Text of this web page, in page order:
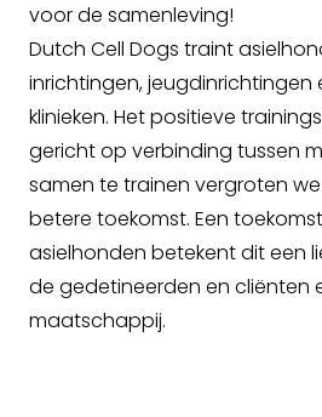
voor de samenleving!
Dutch Cell Dogs traint
inrichtingen, jeugdinrichtingen
klinieken. Het positieve
gericht op verbinding tussen
samen te trainen vergroten
betere toekomst. Een
asielhonden betekent dit een
de gedetineerden en cliënten
maatschappij.